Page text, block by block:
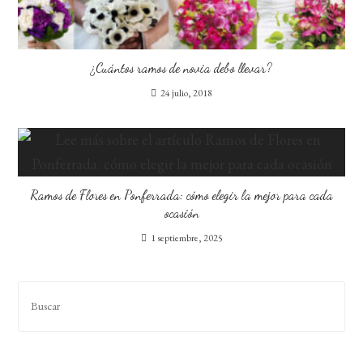
¿Cuántos ramos de novia debo llevar?
24 julio, 2018
Ramos de Flores en Ponferrada: cómo elegir la mejor para cada
ocasión
1 septiembre, 2025